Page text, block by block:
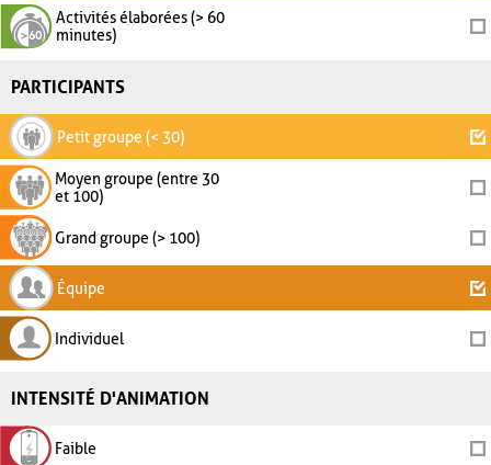
Activités élaborées (> 60
minutes)
PARTICIPANTS
Petit groupe (< 30)
Moyen groupe (entre 30
et 100)
Grand groupe (> 100)
Équipe
Individuel
INTENSITÉ D'ANIMATION
Faible